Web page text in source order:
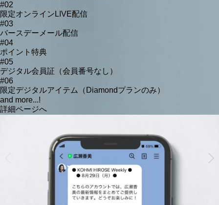
#02
限定オンラインLIVE配信
#03
バースデーメール配信
#04
ポイント特典
#05
デジタル会員証（会員番号なし）
#06
限定デジタルアイテム（Diamondプランのみ）
and more...!
詳細ページへ